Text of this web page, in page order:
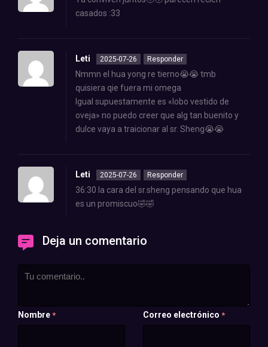
casados :33
Leti 2025-07-26 Responder
Nmmn el hua yong re tierno😭😭 tmb
quisiera qie fuera mi omega
Igual supuestamente es «lobo vestido de
oveja» no puedo creer que alg tan buenito y
dulce vaya a traicionar al sr. Sheng😭😭
Leti 2025-07-26 Responder
36:30 la cara del sr.sheng pensando que hua
es un promiscuo🤣🤣
Deja un comentario
Nombre * Correo electrónico *